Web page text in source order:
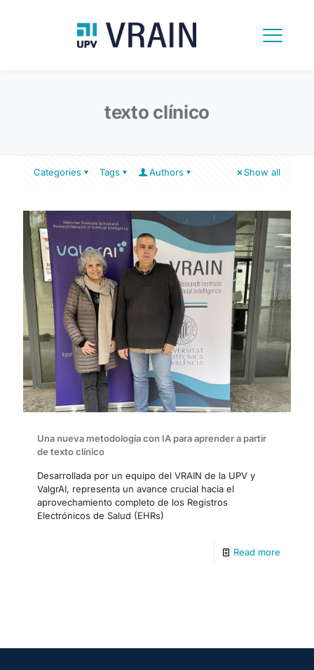
texto clínico
Categories Tags Authors Show all
Una nueva metodología con IA para aprender a partir
de texto clínico
Desarrollada por un equipo del VRAIN de la UPV y
ValgrAI, representa un avance crucial hacia el
aprovechamiento completo de los Registros
Electrónicos de Salud (EHRs)
Read more